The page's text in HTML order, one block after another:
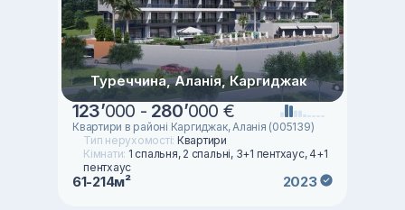
Туреччина, Аланія, Каргиджак
123’000 - 280’000 €
Квартири в районі Каргиджак, Аланія (005139)
Тип нерухомості: Квартири
Кімнати: 1 спальня, 2 спальні, 3+1 пентхаус, 4+1
пентхаус
61-214м² 2023